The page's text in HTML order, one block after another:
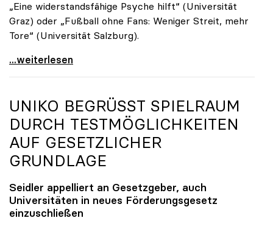
„Eine widerstandsfähige Psyche hilft“ (Universität
Graz) oder „Fußball ohne Fans: Weniger Streit, mehr
Tore“ (Universität Salzburg).
Ein Jahr Corona: Neuer Fokus auf „Leben mit der
...weiterlesen
UNIKO BEGRÜSST SPIELRAUM D
URCH TESTMÖGLICHKEITEN A
UF GESETZLICHER G
RUNDLAGE
Seidler appelliert an Gesetzgeber, auch
Universitäten in neues Förderungsgesetz
einzuschließen